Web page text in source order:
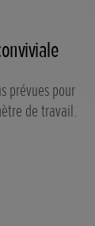
prévues pour
de travail.